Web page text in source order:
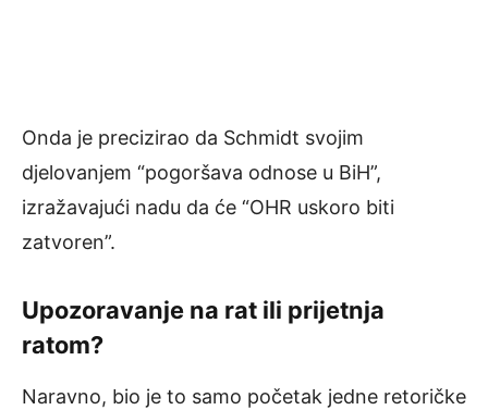
Onda je precizirao da Schmidt svojim
djelovanjem “pogoršava odnose u BiH”,
izražavajući nadu da će “OHR uskoro biti
zatvoren”.
Upozoravanje na rat ili prijetnja
ratom?
Naravno, bio je to samo početak jedne retoričke